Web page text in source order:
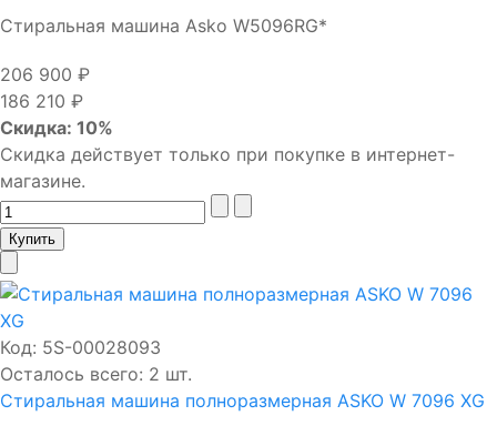
Стиральная машина Asko W5096RG*
206 900 ₽
186 210 ₽
Скидка: 10%
Скидка действует только при покупке в интернет-
магазине.
Код: 5S-00028093
Осталось всего: 2 шт.
Стиральная машина полноразмерная ASKO W 7096 XG